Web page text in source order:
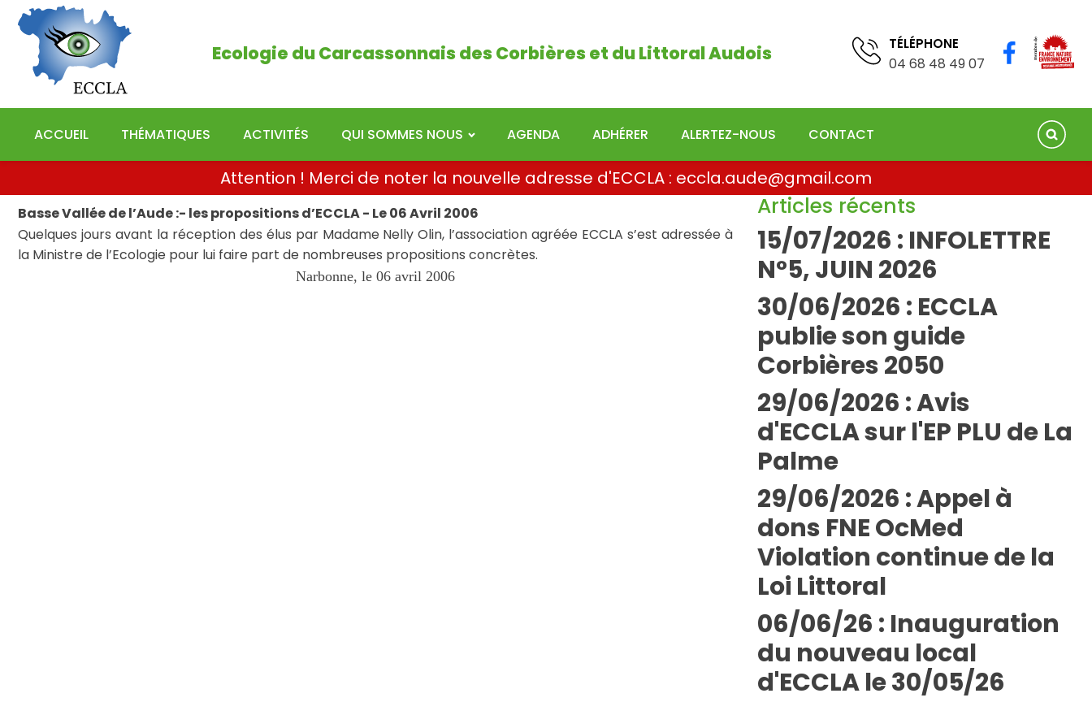
Ecologie du Carcassonnais des Corbières et du Littoral Audois TÉLÉPHONE
04 68 48 49 07
04 68 41 75 78
ACCUEIL THÉMATIQUES ACTIVITÉS QUI SOMMES NOUS AGENDA ADHÉRER ALERTEZ-NOUS CONTACT
Attention ! Merci de noter la nouvelle adresse d'ECCLA : eccla.aude@gmail.com
Basse Vallée de l’Aude :- les propositions d’ECCLA - Le 06 Avril 2006
Quelques jours avant la réception des élus par Madame Nelly Olin, l’association agréée ECCLA s’est adressée à
la Ministre de l’Ecologie pour lui faire part de nombreuses propositions concrètes.
Narbonne, le 06 avril 2006
Articles récents
15/07/2026 : INFOLETTRE
N°5, JUIN 2026
30/06/2026 : ECCLA
publie son guide
Corbières 2050
29/06/2026 : Avis
d'ECCLA sur l'EP PLU de La
Palme
29/06/2026 : Appel à
dons FNE OcMed
Violation continue de la
Loi Littoral
06/06/26 : Inauguration
du nouveau local
d'ECCLA le 30/05/26